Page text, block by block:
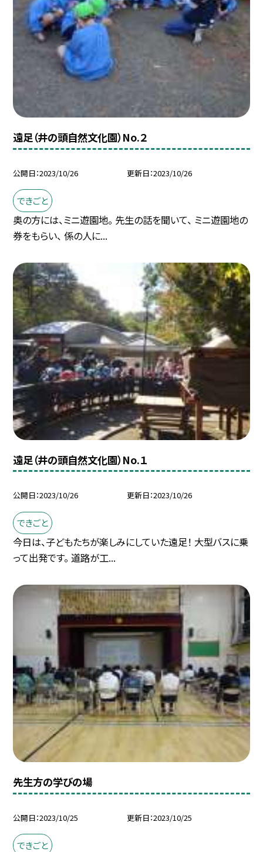
遠足（井の頭自然文化園）No.２
公開日 2023/10/26 更新日 2023/10/26
できごと
奥の方には、ミニ遊園地。 先生の話を聞いて、 ミニ遊園地の
券をもらい、 係の人に...
遠足（井の頭自然文化園）No.１
公開日 2023/10/26 更新日 2023/10/26
できごと
今日は、子どもたちが楽しみにしていた遠足！ 大型バスに乗
って出発です。 道路が工...
先生方の学びの場
公開日 2023/10/25 更新日 2023/10/25
できごと